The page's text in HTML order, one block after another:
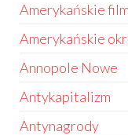
Amerykańskie
Amerykańskie
Annopole Nowe
Antykapitalizm
Antynagrody